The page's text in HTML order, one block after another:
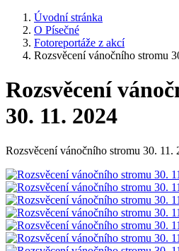
Úvodní stránka
O Písečné
Fotoreportáže z akcí
Rozsvěcení vánočního stromu
Rozsvěcení
30. 11. 2024
Rozsvěcení vánočního stromu 30. 11.